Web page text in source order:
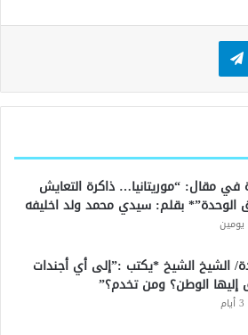
تيلقرام
في مقال: “موريتانيا… ذاكرة التعايش
الوحدة”* بقلم: سيدي محمد ولد اخليفه
يومين
الشيخ الشيخ *يكتب :”إلى أي أجندات
إليها الوطن؟ ومن تخدم؟”